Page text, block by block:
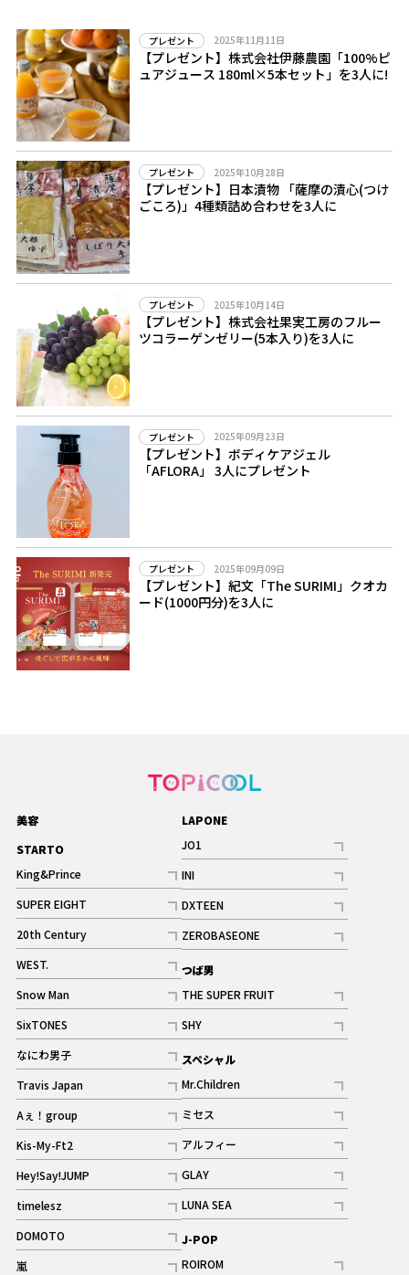
プレゼント 2025年11月11日
【プレゼント】株式会社伊藤農園「100%ピ
ュアジュース 180ml×5本セット」を3人に!
プレゼント 2025年10月28日
【プレゼント】日本漬物 「薩摩の漬心(つけ
ごころ)」4種類詰め合わせを3人に
プレゼント 2025年10月14日
【プレゼント】株式会社果実工房のフルー
ツコラーゲンゼリー(5本入り)を3人に
プレゼント 2025年09月23日
【プレゼント】ボディケアジェル
「AFLORA」 3人にプレゼント
プレゼント 2025年09月09日
【プレゼント】紀文「The SURIMI」クオカ
ード(1000円分)を3人に
美容
STARTO
King&Prince
記事
SUPER EIGHT
記事
20th Century
記事
WEST.
記事
Snow Man
記事
ギャラリー
SixTONES
記事
ギャラリー
なにわ男子
記事
Travis Japan
記事
Aぇ！group
記事
Kis-My-Ft2
記事
ギャラリー
Hey!Say!JUMP
記事
timelesz
記事
DOMOTO
記事
嵐
LAPONE
JO1
記事
INI
記事
ギャラリー
DXTEEN
記事
ギャラリー
ZEROBASEONE
記事
つば男
THE SUPER FRUIT
記事
SHY
記事
スペシャル
Mr.Children
記事
ミセス
記事
アルフィー
記事
GLAY
記事
LUNA SEA
記事
J-POP
ROIROM